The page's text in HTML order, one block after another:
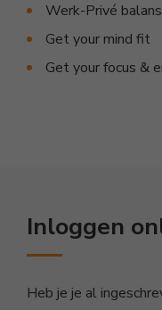
Werk-Privé balans
Get your mind fit
Get your focus &
Inloggen
Heb je je al